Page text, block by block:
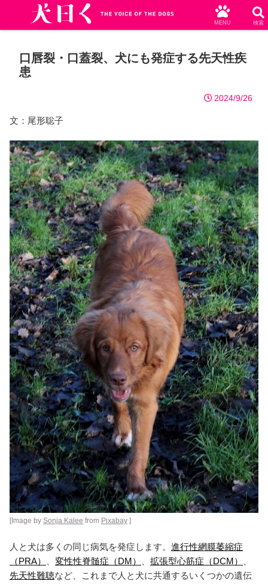
口唇裂・口蓋裂、犬にも発症する先天性疾
患
2024/9/26
文：尾形聡子
[Image by Sonja Kalee from Pixabay ]
人と犬は多くの同じ病気を発症します。 進行性網膜萎縮症
（PRA）
変性性脊髄症（DM） 拡張型心筋症（DCM）
先天性難聴など、これまで人と犬に共通するいくつかの遺伝
MENU 検索